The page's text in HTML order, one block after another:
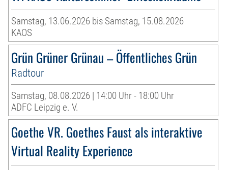
Samstag, 13.06.2026 bis Samstag, 15.08.2026
KAOS
Grün Grüner Grünau – Öffentliches Grün
Radtour
Samstag, 08.08.2026 | 14:00 Uhr - 18:00 Uhr
ADFC Leipzig e. V.
Goethe VR. Goethes Faust als interaktive
Virtual Reality Experience